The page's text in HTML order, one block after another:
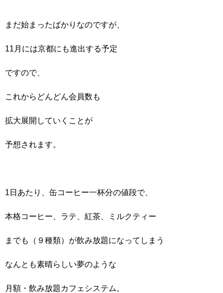
まだ始まったばかりなのですが、
11月には京都にも進出する予定
ですので、
これからどんどん会員数も
拡大展開していくことが
予想されます。
1日あたり、缶コーヒー一杯分の値段で、
本格コーヒー、ラテ、紅茶、ミルクティー
までも（９種類）が飲み放題になってしまう
なんとも素晴らしい夢のような
月額・飲み放題カフェシステム。